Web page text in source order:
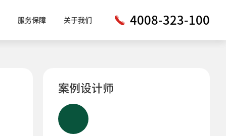
服务保障 关于我们 4008-323-100
案例设计师